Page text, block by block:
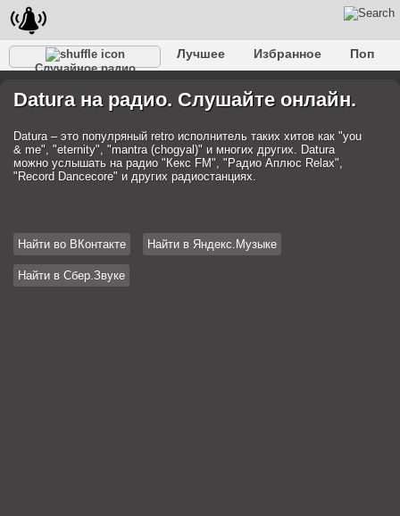
Случайное радио
Лучшее Избранное
Поп
Разговорное
Рэп Транс Дип-хаус
Фолк
Datura на радио. Слушайте онлайн.
Datura – это популряный retro исполнитель таких хитов как "you
& me", "eternity", "mantra (chogyal)" и многих других. Datura
можно услышать на радио "Кекс FM", "Радио Аплюс Relax",
"Record Dancecore" и других радиостанциях.
Найти во ВКонтакте Найти в Яндекс.Музыке
Найти в Сбер.Звуке